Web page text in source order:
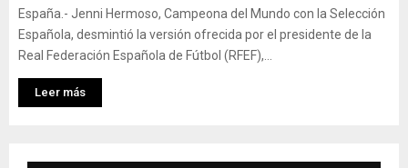
España.- Jenni Hermoso, Campeona del Mundo con la Selección
Española, desmintió la versión ofrecida por el presidente de la
Real Federación Española de Fútbol (RFEF),...
Leer más